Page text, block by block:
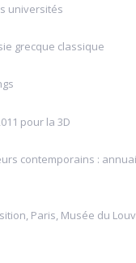
universités
grecque classique
pour la 3D
contemporains :
Paris, Musée du